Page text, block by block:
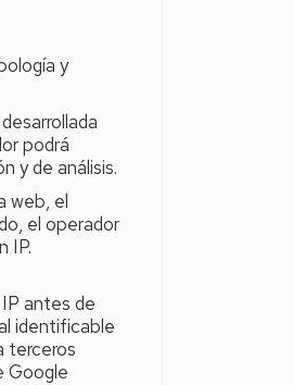
y
podrá
y de análisis.
web, el
el operador
IP.
antes de
identificable
terceros
Google